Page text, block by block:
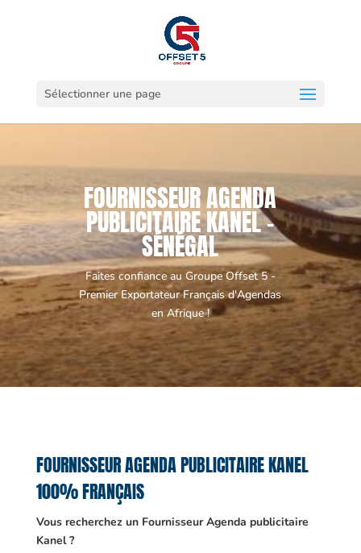
Sélectionner une page
FOURNISSEUR AGENDA
PUBLICITAIRE KANEL -
SÉNÉGAL
Faites confiance au Groupe Offset 5 -
Premier Exportateur Français d'Agendas
en Afrique !
FOURNISSEUR AGENDA PUBLICITAIRE KANEL
100% FRANÇAIS
Vous recherchez un Fournisseur Agenda publicitaire
Kanel ?